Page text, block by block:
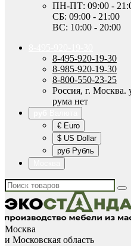
ПН-ПТ: 09:00 -
СБ: 09:00 - 21:00
ВС: 10:00 - 20:00
8-495-920-19-30
8-985-920-19-30
8-800-550-23-25
Россия, г.
рума нет
€ Euro
$ US Dollar
руб Рубль
Москва
и Московская область